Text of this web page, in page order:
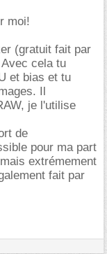
moi!
(gratuit fait par
cela tu
et bias et tu
Il
je l'utilise
de
pour ma part
extrémement
fait par